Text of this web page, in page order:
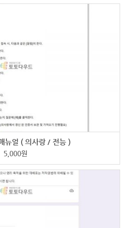
뉴얼 ( 의사랑 / 전능 )
5,000원